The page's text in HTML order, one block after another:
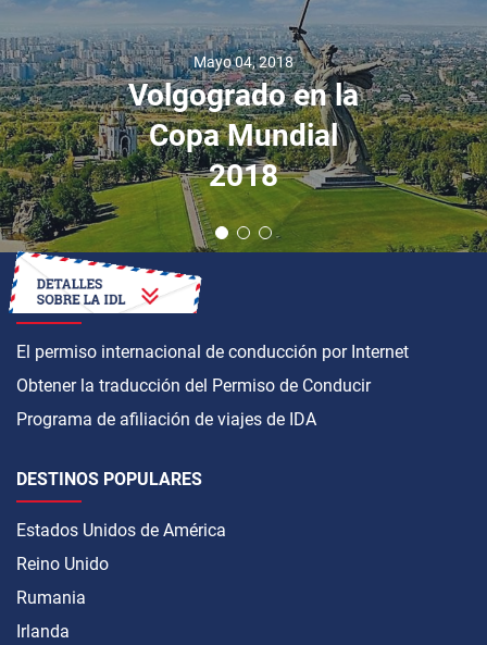
Mayo 04, 2018
Volgogrado en la
Copa Mundial
2018
CÓMO OBTENER
El permiso internacional de conducción por Internet
Obtener la traducción del Permiso de Conducir
Programa de afiliación de viajes de IDA
DESTINOS POPULARES
Estados Unidos de América
Reino Unido
Rumania
Irlanda